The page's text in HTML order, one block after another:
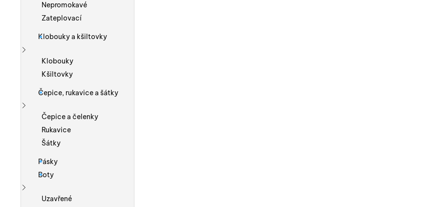
Nepromokavé
Zateplovací
Klobouky a kšiltovky
Zobrazit více
Klobouky
Kšiltovky
Čepice, rukavice a šátky
Zobrazit více
Čepice a čelenky
Rukavice
Šátky
Pásky
Boty
Zobrazit více
Uzavřené